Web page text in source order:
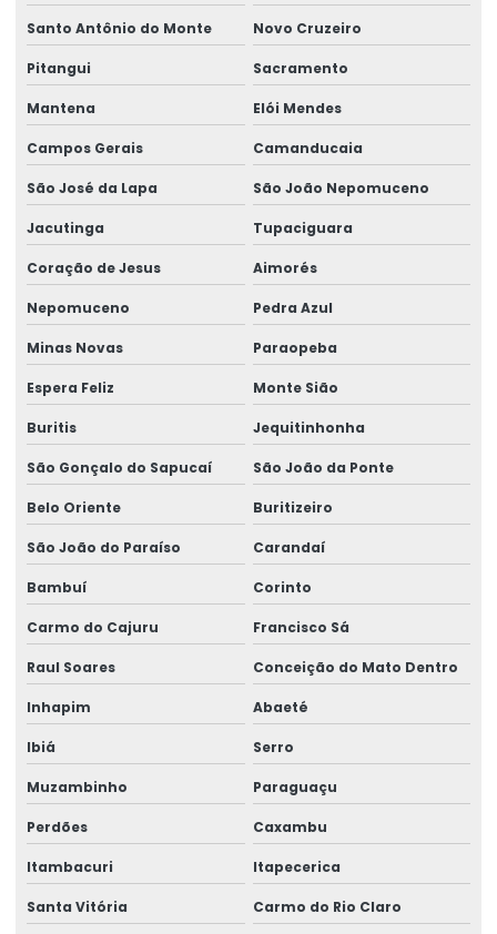
Santo Antônio do Monte Novo Cruzeiro
Pitangui Sacramento
Mantena Elói Mendes
Campos Gerais Camanducaia
São José da Lapa São João Nepomuceno
Jacutinga Tupaciguara
Coração de Jesus Aimorés
Nepomuceno Pedra Azul
Minas Novas Paraopeba
Espera Feliz Monte Sião
Buritis Jequitinhonha
São Gonçalo do Sapucaí São João da Ponte
Belo Oriente Buritizeiro
São João do Paraíso Carandaí
Bambuí Corinto
Carmo do Cajuru Francisco Sá
Raul Soares Conceição do Mato Dentro
Inhapim Abaeté
Ibiá Serro
Muzambinho Paraguaçu
Perdões Caxambu
Itambacuri Itapecerica
Santa Vitória Carmo do Rio Claro